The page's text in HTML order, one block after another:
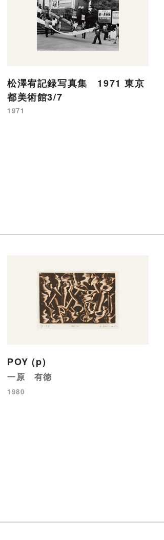
松澤宥記録写真集 1971 東京
都美術館3/7
1971
POY (p)
一原 有徳
1980